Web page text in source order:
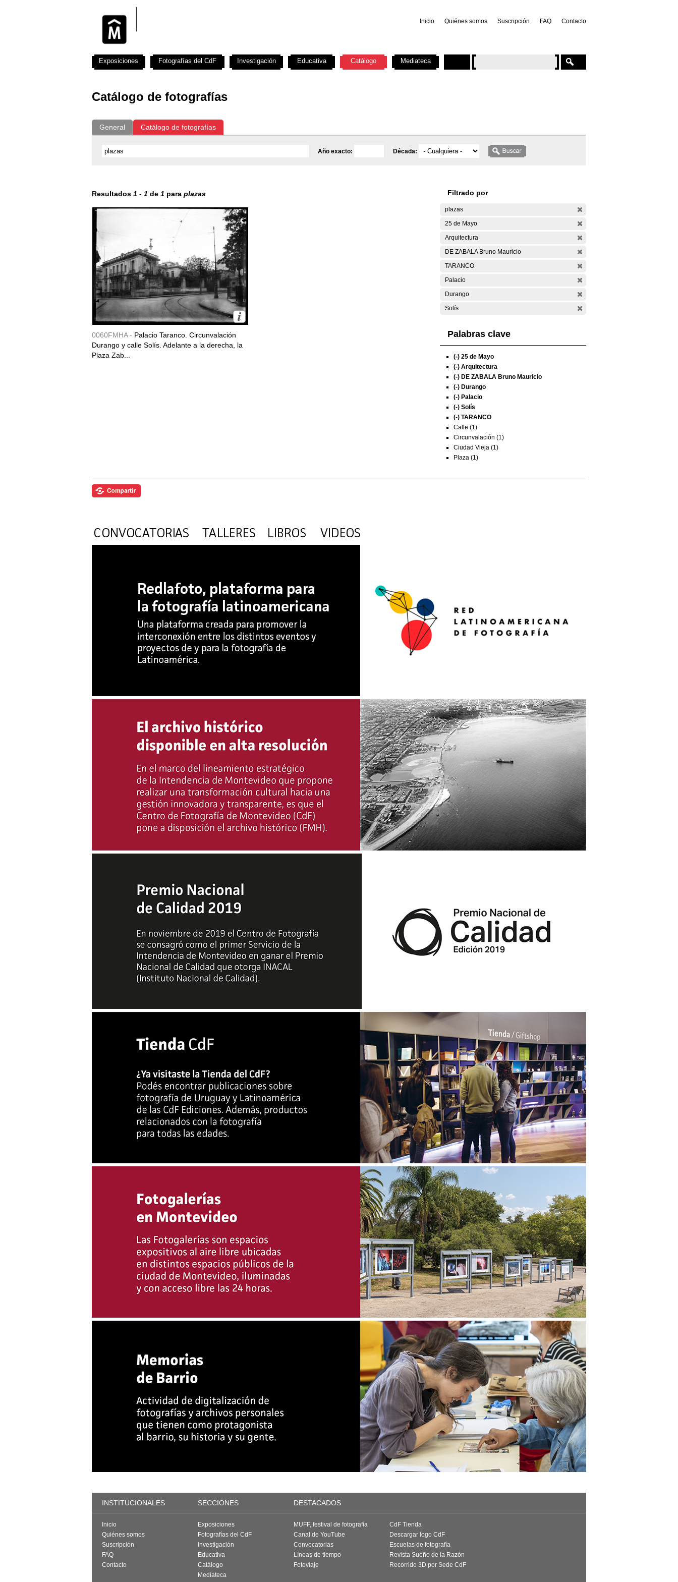
Inicio Quiénes somos Suscripción FAQ Contacto
Catálogo de fotografías
General Catálogo de fotografías
Año exacto: Década:
Resultados 1 - 1 de 1 para plazas
0060FMHA - Palacio Taranco. Circunvalación
Durango y calle Solís. Adelante a la derecha, la
Plaza Zab...
Filtrado por
plazas
25 de Mayo
Arquitectura
DE ZABALA Bruno Mauricio
TARANCO
Palacio
Durango
Solís
Palabras clave
(-) 25 de Mayo
(-) Arquitectura
(-) DE ZABALA Bruno Mauricio
(-) Durango
(-) Palacio
(-) Solís
(-) TARANCO
Calle (1)
Circunvalación (1)
Ciudad Vieja (1)
Plaza (1)
Exposiciones Fotografías del CdF Investigación Educativa Catálogo Mediateca
INSTITUCIONALES SECCIONES DESTACADOS
Inicio
Quiénes somos
Suscripción
FAQ
Contacto
Exposiciones
Fotografías del CdF
Investigación
Educativa
Catálogo
Mediateca
MUFF, festival de fotografía
Canal de YouTube
Convocatorias
Líneas de tiempo
Fotoviaje
CdF Tienda
Descargar logo CdF
Escuelas de fotografía
Revista Sueño de la Razón
Recorrido 3D por Sede CdF